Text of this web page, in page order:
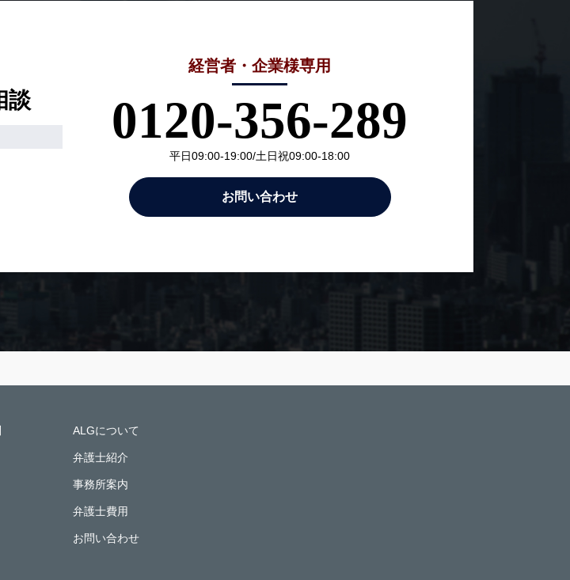
談
経営者・企業様専用
0120-356-289
平日09:00-19:00/土日祝09:00-18:00
お問い合わせ
ALGについて
弁護士紹介
事務所案内
弁護士費用
お問い合わせ